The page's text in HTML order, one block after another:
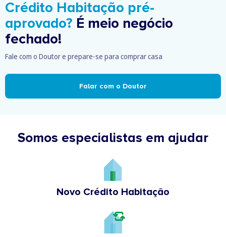
Crédito Habitação pré-
aprovado? É meio negócio
fechado!
Fale com o Doutor e prepare-se para comprar casa
Falar com o Doutor
Somos especialistas em ajudar
Novo Crédito Habitação